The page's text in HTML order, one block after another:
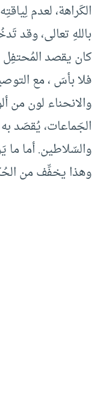
الكَراهة، لعدم
باللهِ تعالى، وقد
كان يقصد المُحتفِل
فلا بأسَ ، مع
والانحناء لون من
الجَماعات، يُقصَد
والسّلاطين. أما ما
وهذا يخفِّف من